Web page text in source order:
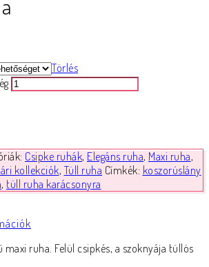
Törlés
Csipke ruhák, Elegáns ruha, Maxi ruha,
kollekciók, Tüll ruha Címkék: koszorúslány
, tüll ruha karácsonyra
maxi ruha. Felül csipkés, a szoknyája tüllös